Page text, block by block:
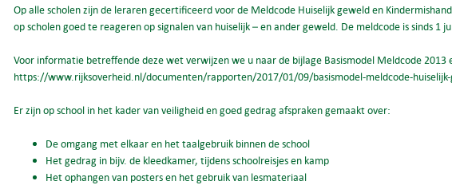
Op alle scholen zijn de leraren gecertificeerd voor de Meldcode Huiselijk geweld en
op scholen goed te reageren op signalen van huiselijk – en ander geweld. De meldcode is sinds 1
Voor informatie betreffende deze wet verwijzen we u naar de bijlage Basismodel Meldcode 2013
https://www.rijksoverheid.nl/documenten/rapporten/2017/01/09/basismodel-meldcode-
Er zijn op school in het kader van veiligheid en goed gedrag afspraken gemaakt over:
De omgang met elkaar en het taalgebruik binnen de school
Het gedrag in bijv. de kleedkamer, tijdens schoolreisjes en kamp
Het ophangen van posters en het gebruik van lesmateriaal